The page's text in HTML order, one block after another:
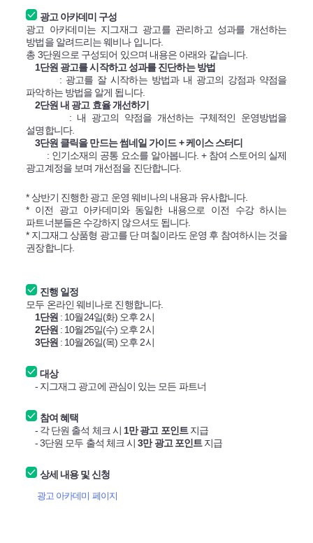
광고 아카데미 구성
광고 아카데미는 지그재그 광고를 관리하고 성과를 개선하는
방법을 알려드리는 웨비나 입니다.
총 3단원으로 구성되어 있으며 내용은 아래와 같습니다.
1단원 광고를 시작하고 성과를 진단하는 방법
: 광고를 잘 시작하는 방법과 내 광고의 강점과 약점을
파악하는 방법을 알게 됩니다.
2단원 내 광고 효율 개선하기
: 내 광고의 약점을 개선하는 구체적인 운영방법을
설명합니다.
3단원 클릭을 만드는 썸네일 가이드 + 케이스 스터디
: 인기소재의 공통 요소를 알아봅니다. + 참여 스토어의 실제
광고계정을 보며 개선점을 진단합니다.
* 상반기 진행한 광고 운영 웨비나의 내용과 유사합니다.
* 이전 광고 아카데미와 동일한 내용으로 이전 수강 하시는
파트너분들은 수강하지 않으셔도 됩니다.
* 지그재그 상품형 광고를 단 며칠이라도 운영 후 참여하시는 것을
권장합니다.
진행 일정
모두 온라인 웨비나로 진행합니다.
1단원 : 10월24일(화) 오후 2시
2단원 : 10월25일(수) 오후 2시
3단원 : 10월26일(목) 오후 2시
대상
- 지그재그 광고에 관심이 있는 모든 파트너
참여 혜택
- 각 단원 출석 체크 시 1만 광고 포인트지급
- 3단원 모두 출석 체크 시3만 광고 포인트지급
상세 내용 및 신청
광고 아카데미 페이지